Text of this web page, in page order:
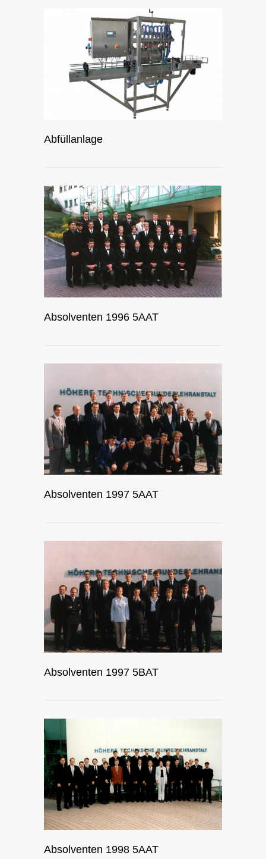
Abfüllanlage
Absolventen 1996 5AAT
Absolventen 1997 5AAT
Absolventen 1997 5BAT
Absolventen 1998 5AAT